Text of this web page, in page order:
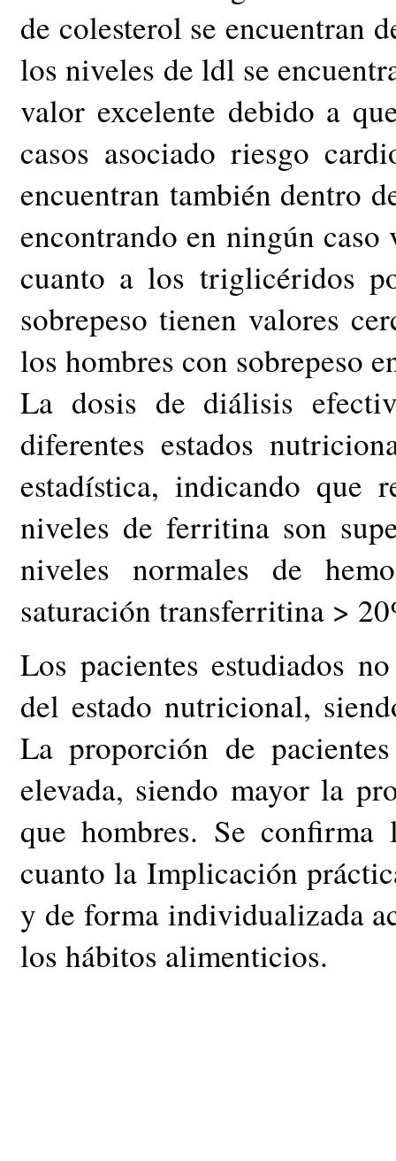
de colesterol se encuentran
los niveles de ldl se
valor excelente debido a
casos asociado riesgo
encuentran también dentro
encontrando en ningún
cuanto a los triglicéridos
sobrepeso tienen valores
los hombres con sobrepeso
La dosis de diálisis
diferentes estados
estadística, indicando que
niveles de ferritina son
niveles normales de
saturación transferritina >
Los pacientes estudiados
del estado nutricional,
La proporción de
elevada, siendo mayor la
que hombres. Se
cuanto la Implicación
y de forma individualizada
los hábitos alimenticios.